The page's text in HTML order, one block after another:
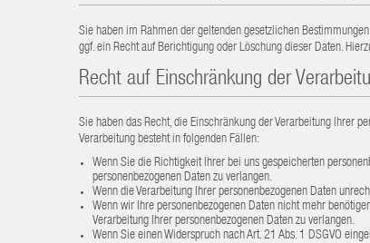
Sie haben im Rahmen der geltenden gesetzlichen
ggf. ein Recht auf Berichtigung oder Löschung dieser Daten.
Recht auf Einschränkung der
Sie haben das Recht, die Einschränkung der Verarbeitung Ihrer
Verarbeitung besteht in folgenden Fällen:
Wenn Sie die Richtigkeit Ihrer bei uns gespeicherten
personenbezogenen Daten zu verlangen.
Wenn die Verarbeitung Ihrer personenbezogenen Daten
Wenn wir Ihre personenbezogenen Daten nicht mehr
Verarbeitung Ihrer personenbezogenen Daten zu verlangen.
Wenn Sie einen Widerspruch nach Art. 21 Abs. 1 DSGVO